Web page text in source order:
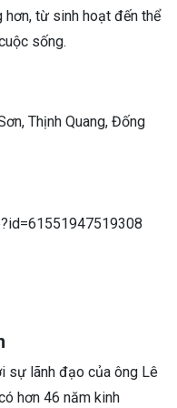
hơn, từ sinh hoạt đến thể
sống.
Thịnh Quang, Đống
sự lãnh đạo của ông Lê
hơn 46 năm kinh